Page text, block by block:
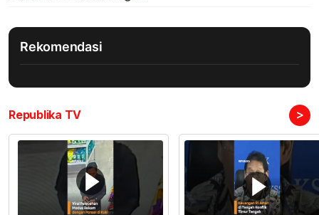
Rekomendasi
Republika TV >